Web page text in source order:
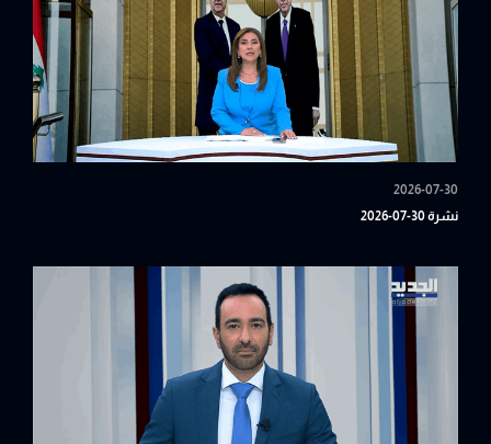
2026-07-30
نشرة 30-07-2026